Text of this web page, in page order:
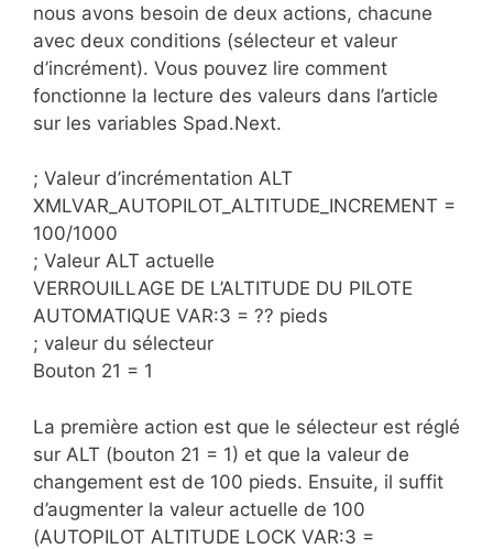
nous avons besoin de deux actions, chacune
avec deux conditions (sélecteur et valeur
d’incrément). Vous pouvez lire comment
fonctionne la lecture des valeurs dans l’article
sur les variables Spad.Next.
; Valeur d’incrémentation ALT
XMLVAR_AUTOPILOT_ALTITUDE_INCREMENT =
100/1000
; Valeur ALT actuelle
VERROUILLAGE DE L’ALTITUDE DU PILOTE
AUTOMATIQUE VAR:3 = ?? pieds
; valeur du sélecteur
Bouton 21 = 1
La première action est que le sélecteur est réglé
sur ALT (bouton 21 = 1) et que la valeur de
changement est de 100 pieds. Ensuite, il suffit
d’augmenter la valeur actuelle de 100
(AUTOPILOT ALTITUDE LOCK VAR:3 =